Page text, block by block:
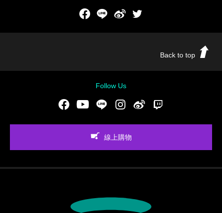
Facebook
LINE 新浪微博
Back to top
Follow Us
FacebookYoutubeLINE Instgram新浪微博
線上購物